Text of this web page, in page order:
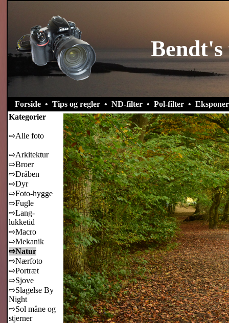
Bendt's
Forside • Tips og regler • ND-filter • Pol-filter •
Kategorier
⇨Alle foto
⇨Arkitektur
⇨Broer
⇨Dråben
⇨Dyr
⇨Foto-hygge
⇨Fugle
⇨Lang-
lukketid
⇨Macro
⇨Mekanik
⇨Natur
⇨Nærfoto
⇨Portræt
⇨Sjove
⇨Slagelse By
Night
⇨Sol måne og
stjerner